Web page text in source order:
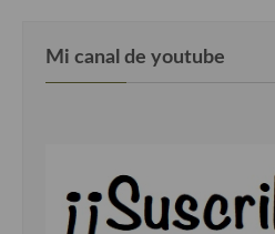
Mi canal de youtube